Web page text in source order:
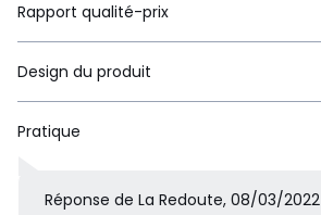
Rapport qualité-prix
Design du produit
Pratique
Réponse de La Redoute, 08/03/2022